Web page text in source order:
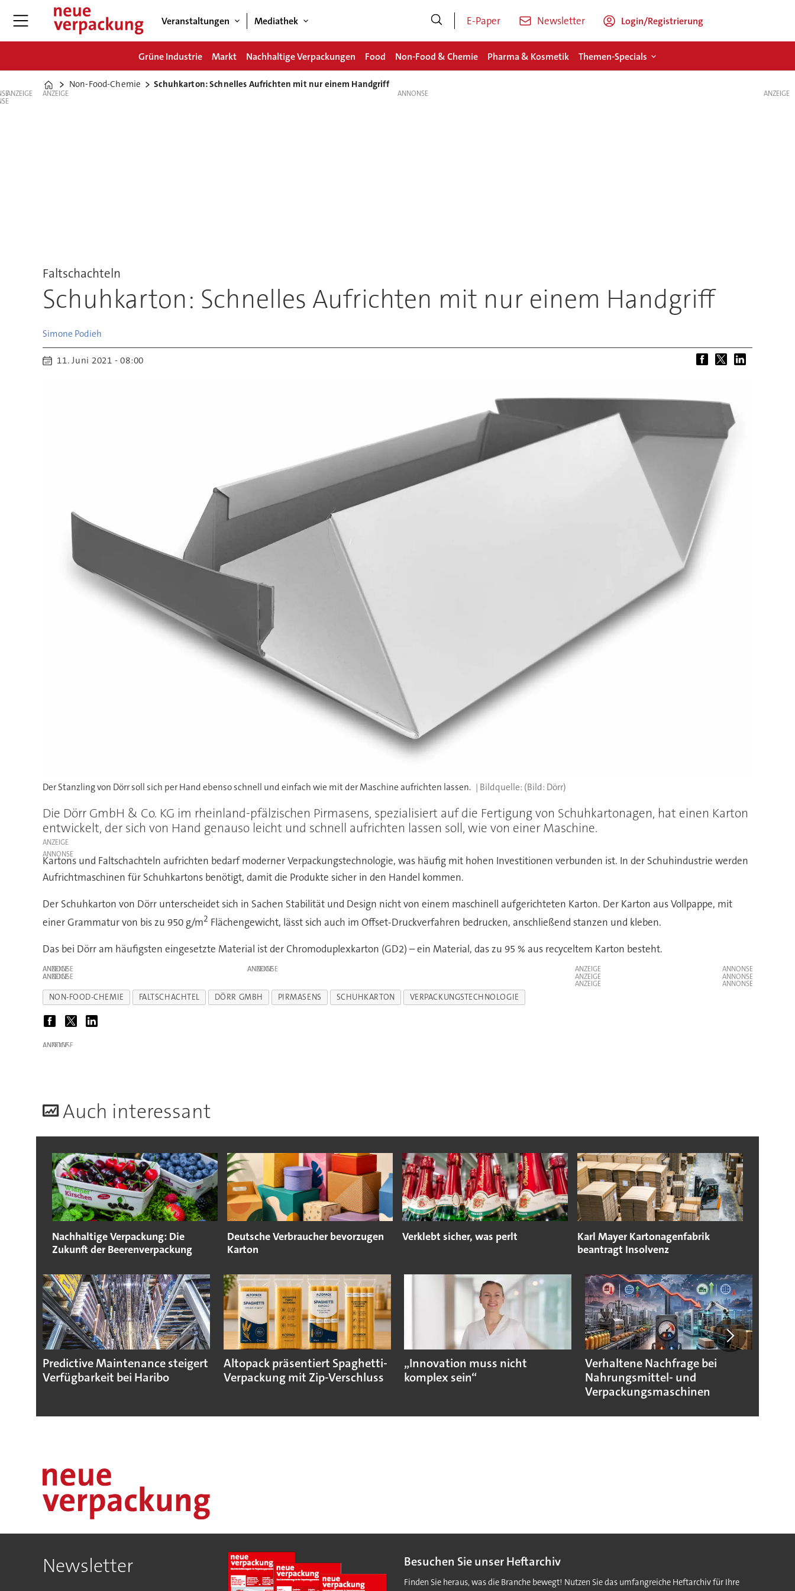
Veranstaltungen Mediathek E-Paper Newsletter Login/Registrierung
Grüne Industrie Markt Nachhaltige Verpackungen Food Non-Food & Chemie Pharma & Kosmetik Themen-Specials
Home
Non-Food-Chemie Schuhkarton: Schnelles Aufrichten mit nur einem Handgriff
ANZEIGE ANZEIGE
Faltschachteln
Schuhkarton: Schnelles Aufrichten mit nur einem Handgriff
Simone Podieh
11. Juni 2021 - 08:00
Der Stanzling von Dörr soll sich per Hand ebenso schnell und einfach wie mit der Maschine aufrichten lassen. (Bild: Dörr)
Die Dörr GmbH & Co. KG im rheinland-pfälzischen Pirmasens, spezialisiert auf die Fertigung von Schuhkartonagen, hat einen Karton
entwickelt, der sich von Hand genauso leicht und schnell aufrichten lassen soll, wie von einer Maschine.
ANZEIGE
Kartons und Faltschachteln aufrichten bedarf moderner Verpackungstechnologie, was häufig mit hohen Investitionen verbunden ist. In der Schuhindustrie werden
Aufrichtmaschinen für Schuhkartons benötigt, damit die Produkte sicher in den Handel kommen.
Der Schuhkarton von Dörr unterscheidet sich in Sachen Stabilität und Design nicht von einem maschinell aufgerichteten Karton. Der Karton aus Vollpappe, mit
einer Grammatur von bis zu 950 g/m2 Flächengewicht, lässt sich auch im Offset-Druckverfahren bedrucken, anschließend stanzen und kleben.
Das bei Dörr am häufigsten eingesetzte Material ist der Chromoduplexkarton (GD2) – ein Material, das zu 95 % aus recyceltem Karton besteht.
ANZEIGE ANZEIGE
ANZEIGE
ANZEIGE
ANZEIGE
ANZEIGE
NON-FOOD-CHEMIE FALTSCHACHTEL DÖRR GMBH PIRMASENS SCHUHKARTON VERPACKUNGSTECHNOLOGIE
ANZEIGE
Auch interessant
Nachhaltige Verpackung: Die
Zukunft der Beerenverpackung
Deutsche Verbraucher bevorzugen
Karton
Verklebt sicher, was perlt
Karl Mayer Kartonagenfabrik
beantragt Insolvenz
Predictive Maintenance steigert
Verfügbarkeit bei Haribo
Altopack präsentiert Spaghetti-
Verpackung mit Zip-Verschluss
„Innovation muss nicht
komplex sein“
Verhaltene Nachfrage bei
Nahrungsmittel- und
Verpackungsmaschinen
ANZEIGE
Newsletter Besuchen Sie unser Heftarchiv
Finden Sie heraus, was die Branche bewegt! Nutzen Sie das umfangreiche Heftarchiv für Ihre